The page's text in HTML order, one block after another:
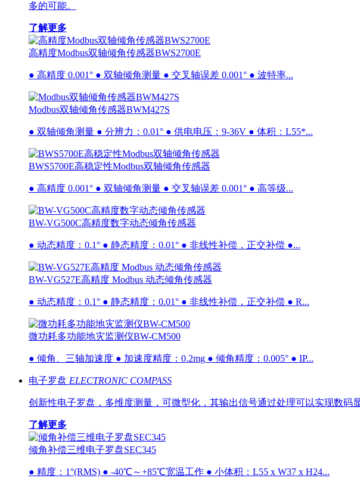
多的可能。
了解更多
高精度Modbus双轴倾角传感器BWS2700E
● 高精度 0.001° ● 双轴倾角测量 ● 交叉轴误差 0.001° ● 波特率...
Modbus双轴倾角传感器BWM427S
● 双轴倾角测量 ● 分辨力：0.01° ● 供电电压：9-36V ● 体积：L55*...
BWS5700E高稳定性Modbus双轴倾角传感器
● 高精度 0.001° ● 双轴倾角测量 ● 交叉轴误差 0.001° ● 高等级...
BW-VG500C高精度数字动态倾角传感器
● 动态精度：0.1° ● 静态精度：0.01° ● 非线性补偿，正交补偿 ●...
BW-VG527E高精度 Modbus 动态倾角传感器
● 动态精度：0.1° ● 静态精度：0.01° ● 非线性补偿，正交补偿 ● R...
微功耗多功能地灾监测仪BW-CM500
● 倾角、三轴加速度 ● 加速度精度：0.2mg ● 倾角精度：0.005° ● IP...
电子罗盘 ELECTRONIC COMPASS
创新性电子罗盘，多维度测量，可微型化，其输出信号通过处理可以实现数码
了解更多
倾角补偿三维电子罗盘SEC345
● 精度：1°(RMS) ● -40℃～+85℃宽温工作 ● 小体积：L55 x W37 x H24...